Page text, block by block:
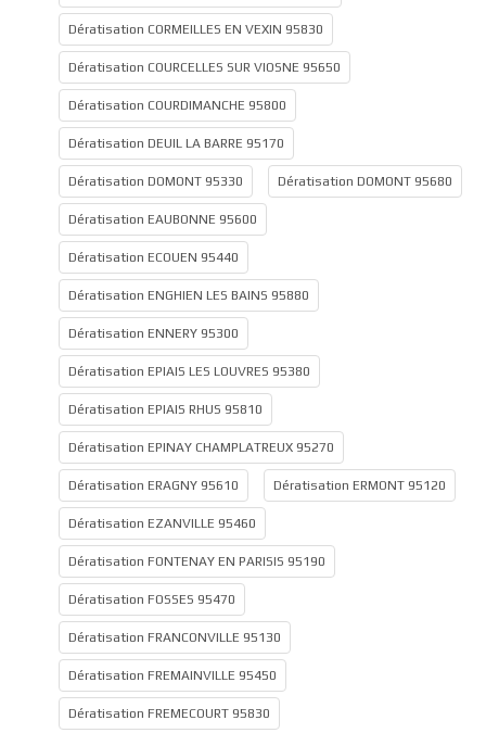
Dératisation CORMEILLES EN VEXIN 95830
Dératisation COURCELLES SUR VIOSNE 95650
Dératisation COURDIMANCHE 95800
Dératisation DEUIL LA BARRE 95170
Dératisation DOMONT 95330 Dératisation DOMONT 95680
Dératisation EAUBONNE 95600
Dératisation ECOUEN 95440
Dératisation ENGHIEN LES BAINS 95880
Dératisation ENNERY 95300
Dératisation EPIAIS LES LOUVRES 95380
Dératisation EPIAIS RHUS 95810
Dératisation EPINAY CHAMPLATREUX 95270
Dératisation ERAGNY 95610 Dératisation ERMONT 95120
Dératisation EZANVILLE 95460
Dératisation FONTENAY EN PARISIS 95190
Dératisation FOSSES 95470
Dératisation FRANCONVILLE 95130
Dératisation FREMAINVILLE 95450
Dératisation FREMECOURT 95830